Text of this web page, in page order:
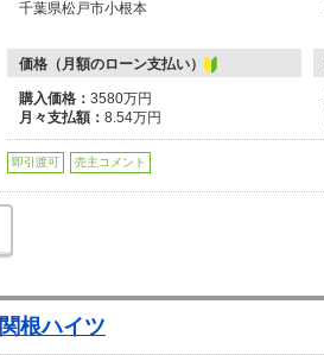
千葉県松戸市小根本
価格（月額のローン支払い）
購入価格： 3580万円
月々支払額： 8.54万円
即引渡可 売主コメント
関根ハイツ